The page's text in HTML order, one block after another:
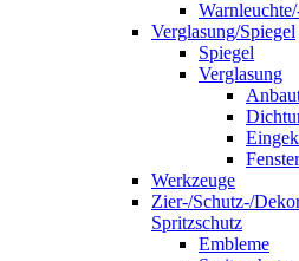
Verglasung/Spiegel
Spiegel
Verglasung
Werkzeuge
Zier-/Schutz-/
Spritzschutz
Embleme